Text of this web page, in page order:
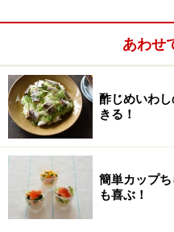
薄口醤油
あわせ
酢じめいわ
きる！
簡単カップ
も喜ぶ！